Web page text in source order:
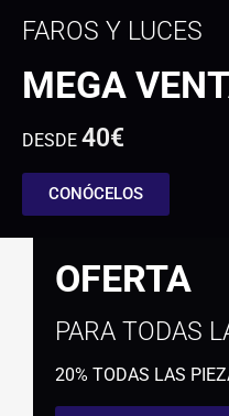
FAROS Y LUCES
MEGA
DESDE 40€
CONÓCELOS
OFERTA
PARA TODAS
20% TODAS LAS